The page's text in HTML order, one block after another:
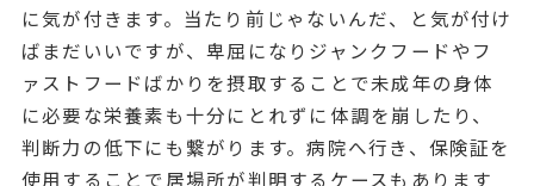
に気が付きます。当たり前じゃないんだ、と気が付け
ばまだいいですが、卑屈になりジャンクフードやフ
ァストフードばかりを摂取することで未成年の身体
に必要な栄養素も十分にとれずに体調を崩したり、
判断力の低下にも繋がります。病院へ行き、保険証を
使用することで居場所が判明するケースもあります